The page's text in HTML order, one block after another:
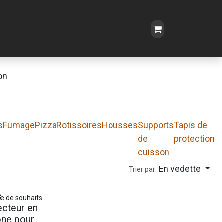
FumagePizzaRotissoiresHoussesSupports
de
cuisson
Tapis de
protection
Trier par: En vedette
en
pour
de souhaits